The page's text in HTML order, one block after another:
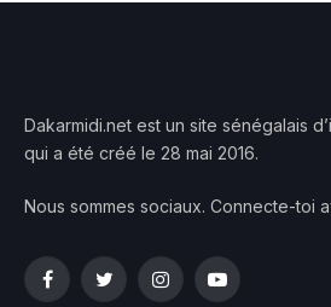
Dakarmidi.net est un site sénégalais
qui a été créé le 28 mai 2016.
Nous sommes sociaux. Connecte-toi
FacebookTwitterInstagramYouTube